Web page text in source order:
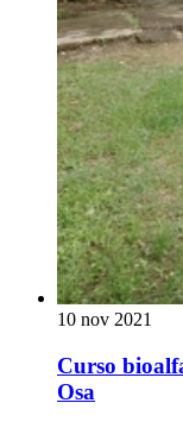
10 nov 2021
Curso
Osa